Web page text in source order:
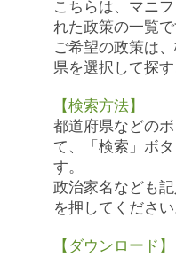
こちらは、マニ
れた政策の一覧で
ご希望の政策は
県を選択して探す
【検索方法】
都道府県などの
て、「検索」ボ
す。
政治家名なども
を押してください
【ダウンロード】